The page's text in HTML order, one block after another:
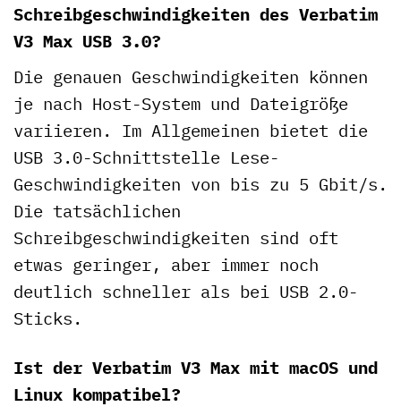
Schreibgeschwindigkeiten des Verbatim
V3 Max USB 3.0?
Die genauen Geschwindigkeiten können
je nach Host-System und Dateigröße
variieren. Im Allgemeinen bietet die
USB 3.0-Schnittstelle Lese-
Geschwindigkeiten von bis zu 5 Gbit/s.
Die tatsächlichen
Schreibgeschwindigkeiten sind oft
etwas geringer, aber immer noch
deutlich schneller als bei USB 2.0-
Sticks.
Ist der Verbatim V3 Max mit macOS und
Linux kompatibel?